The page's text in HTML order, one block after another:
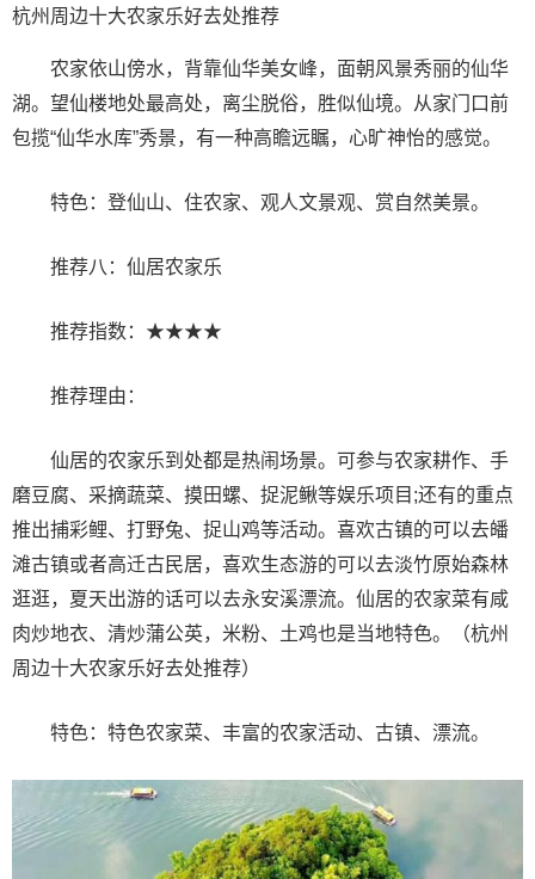
杭州周边十大农家乐好去处推荐
农家依山傍水，背靠仙华美女峰，面朝风景秀丽的仙华
湖。望仙楼地处最高处，离尘脱俗，胜似仙境。从家门口前
包揽“仙华水库”秀景，有一种高瞻远瞩，心旷神怡的感觉。
特色：登仙山、住农家、观人文景观、赏自然美景。
推荐八：仙居农家乐
推荐指数：★★★★
推荐理由：
仙居的农家乐到处都是热闹场景。可参与农家耕作、手
磨豆腐、采摘蔬菜、摸田螺、捉泥鳅等娱乐项目;还有的重点
推出捕彩鲤、打野兔、捉山鸡等活动。喜欢古镇的可以去皤
滩古镇或者高迁古民居，喜欢生态游的可以去淡竹原始森林
逛逛，夏天出游的话可以去永安溪漂流。仙居的农家菜有咸
肉炒地衣、清炒蒲公英，米粉、土鸡也是当地特色。（杭州
周边十大农家乐好去处推荐）
特色：特色农家菜、丰富的农家活动、古镇、漂流。